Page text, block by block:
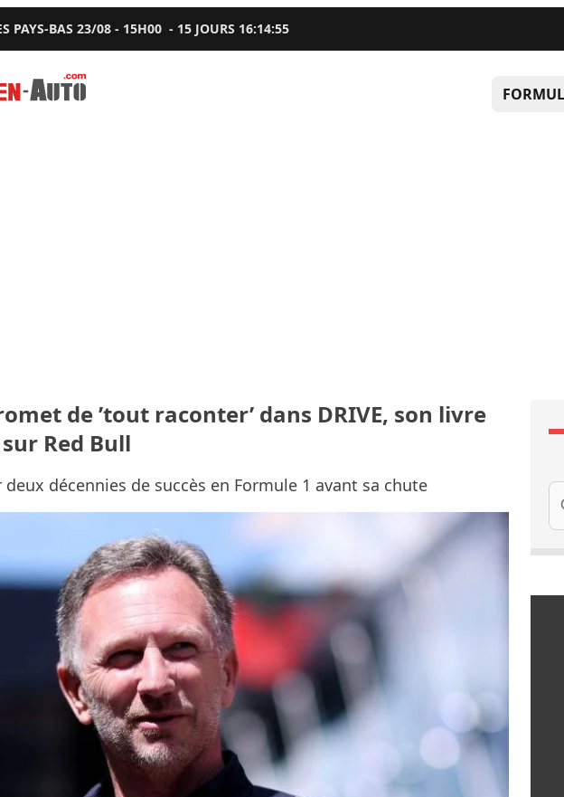
PAYS-BAS 23/08 - 15H00 - 15 JOURS 16:14:54
de ’tout raconter’ dans DRIVE, son livre
Red Bull
décennies de succès en Formule 1 avant sa chute